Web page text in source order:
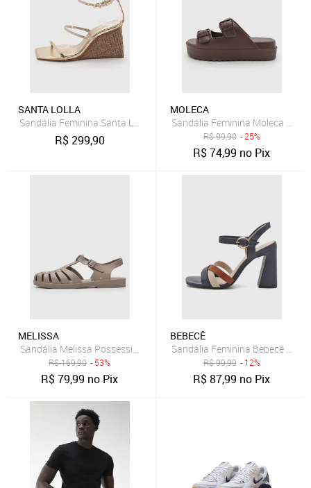
SANTA LOLLA
Sandália Feminina Santa Lolla Salto Anabela Couro Dourada
R$299,90
MOLECA
Sandália Feminina Moleca
R$99,90 - 25%
R$74,99 no Pix
MELISSA
Sandália Melissa Possession AD Liso Bege
R$169,90 - 53%
R$79,99 no Pix
BEBECÊ
Sandália Feminina Bebecê
R$99,99 - 12%
R$87,99 no Pix